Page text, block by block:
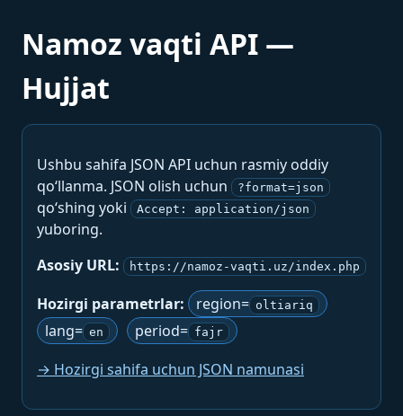
Namoz vaqti API —
Hujjat
Ushbu sahifa JSON API uchun rasmiy oddiy
qo‘llanma. JSON olish uchun
?format=json
qo‘shing yoki Accept: application/json
yuboring.
Asosiy URL:
https://namoz-vaqti.uz/index.php
Hozirgi parametrlar: region= oltiariq
lang= en period= fajr
→ Hozirgi sahifa uchun JSON namunasi